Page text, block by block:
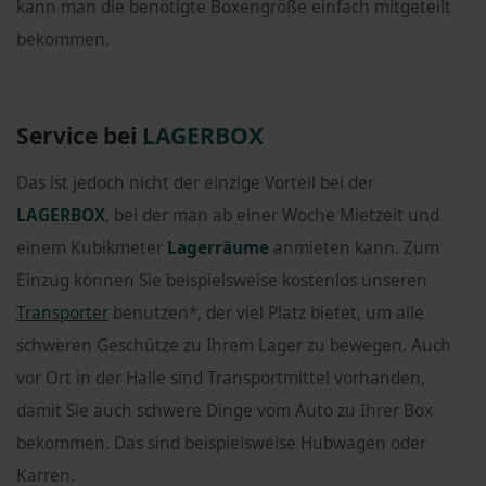
kann man die benötigte Boxengröße einfach mitgeteilt
bekommen.
Service bei LAGERBOX
Das ist jedoch nicht der einzige Vorteil bei der
LAGERBOX, bei der man ab einer Woche Mietzeit und
einem Kubikmeter Lagerräume anmieten kann. Zum
Einzug können Sie beispielsweise kostenlos unseren
Transporter benutzen*, der viel Platz bietet, um alle
schweren Geschütze zu Ihrem Lager zu bewegen. Auch
vor Ort in der Halle sind Transportmittel vorhanden,
damit Sie auch schwere Dinge vom Auto zu Ihrer Box
bekommen. Das sind beispielsweise Hubwagen oder
Karren.